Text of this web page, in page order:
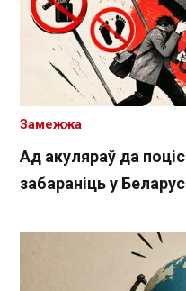
Ад акуляраў да
забараніць у
Замежжа